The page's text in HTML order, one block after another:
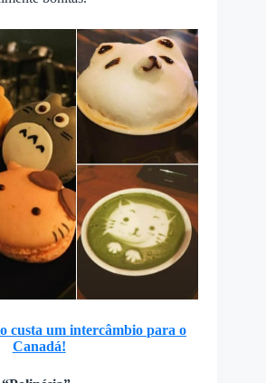
custa um intercâmbio para o
Canadá!